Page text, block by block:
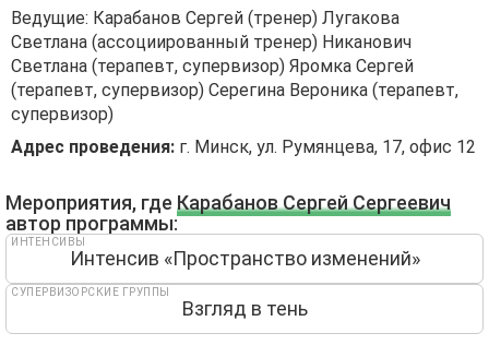
Ведущие: Карабанов Сергей (тренер) Лугакова
Светлана (ассоциированный тренер) Никанович
Светлана (терапевт, супервизор) Яромка Сергей
(терапевт, супервизор) Серегина Вероника (терапевт,
супервизор)
Адрес проведения: г. Минск, ул. Румянцева, 17, офис 12
Мероприятия, где Карабанов Сергей Сергеевич
автор программы:
Интенсив «Пространство изменений»
ИНТЕНСИВЫ
Взгляд в тень
СУПЕРВИЗОРСКИЕ ГРУППЫ